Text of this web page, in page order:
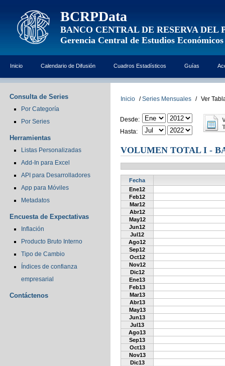
BCRPData
BANCO CENTRAL DE RESERVA DEL
Gerencia Central de Estudios Económicos
Inicio Calendario de Difusión Cuadros Estadísticos Guías
Consulta de Series
Por Categoría
Por Series
Herramientas
Listas Personalizadas
Add-In para Excel
API para Desarrolladores
App para Móviles
Metadatos
Encuesta de Expectativas
Inflación
Producto Bruto Interno
Tipo de Cambio
Índices de confianza
empresarial
Contáctenos
Inicio / Series Mensuales / Ver
Desde:
Hasta:
VOLUMEN TOTAL I -
Fecha
Ene12
Feb12
Mar12
Abr12
May12
Jun12
Jul12
Ago12
Sep12
Oct12
Nov12
Dic12
Ene13
Feb13
Mar13
Abr13
May13
Jun13
Jul13
Ago13
Sep13
Oct13
Nov13
Dic13